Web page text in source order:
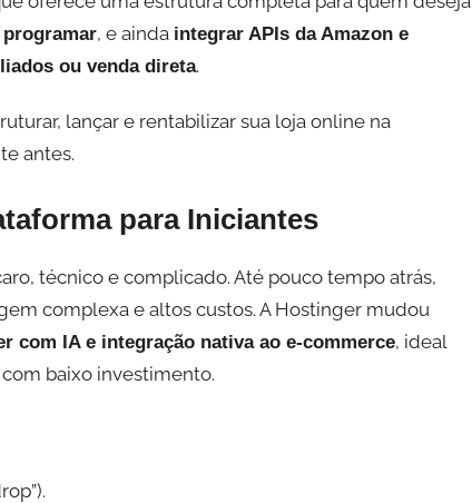
, e ainda integrar APIs da Amazon e
ou venda direta.
lançar e rentabilizar sua loja online na
antes.
para Iniciantes
técnico e complicado. Até pouco tempo atrás,
complexa e altos custos. A Hostinger mudou
com IA e integração nativa ao e-commerce, ideal
baixo investimento.